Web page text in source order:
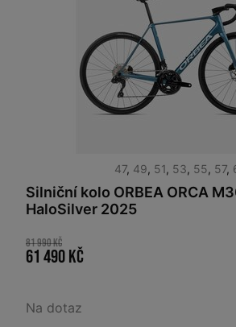
47, 49, 51, 53, 55, 57,
Silniční kolo ORBEA ORCA
HaloSilver 2025
81 990 Kč
61 490 Kč
Na dotaz